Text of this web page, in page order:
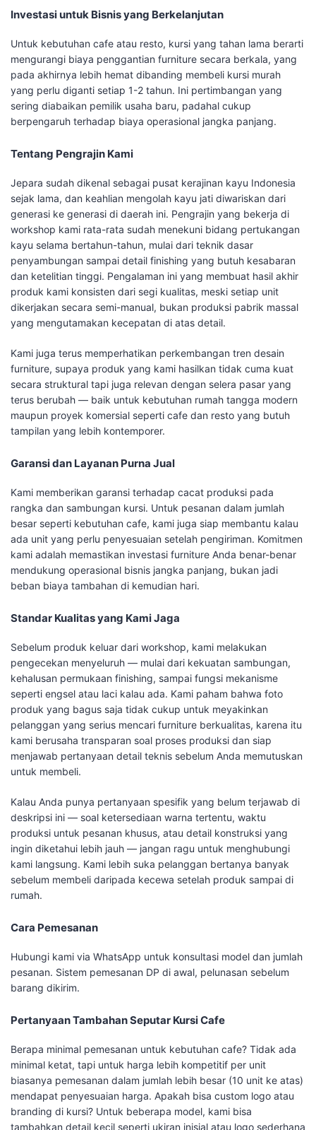
Investasi untuk Bisnis yang Berkelanjutan
Untuk kebutuhan cafe atau resto, kursi yang tahan lama berarti
mengurangi biaya penggantian furniture secara berkala, yang
pada akhirnya lebih hemat dibanding membeli kursi murah
yang perlu diganti setiap 1-2 tahun. Ini pertimbangan yang
sering diabaikan pemilik usaha baru, padahal cukup
berpengaruh terhadap biaya operasional jangka panjang.
Tentang Pengrajin Kami
Jepara sudah dikenal sebagai pusat kerajinan kayu Indonesia
sejak lama, dan keahlian mengolah kayu jati diwariskan dari
generasi ke generasi di daerah ini. Pengrajin yang bekerja di
workshop kami rata-rata sudah menekuni bidang pertukangan
kayu selama bertahun-tahun, mulai dari teknik dasar
penyambungan sampai detail finishing yang butuh kesabaran
dan ketelitian tinggi. Pengalaman ini yang membuat hasil akhir
produk kami konsisten dari segi kualitas, meski setiap unit
dikerjakan secara semi-manual, bukan produksi pabrik massal
yang mengutamakan kecepatan di atas detail.
Kami juga terus memperhatikan perkembangan tren desain
furniture, supaya produk yang kami hasilkan tidak cuma kuat
secara struktural tapi juga relevan dengan selera pasar yang
terus berubah — baik untuk kebutuhan rumah tangga modern
maupun proyek komersial seperti cafe dan resto yang butuh
tampilan yang lebih kontemporer.
Garansi dan Layanan Purna Jual
Kami memberikan garansi terhadap cacat produksi pada
rangka dan sambungan kursi. Untuk pesanan dalam jumlah
besar seperti kebutuhan cafe, kami juga siap membantu kalau
ada unit yang perlu penyesuaian setelah pengiriman. Komitmen
kami adalah memastikan investasi furniture Anda benar-benar
mendukung operasional bisnis jangka panjang, bukan jadi
beban biaya tambahan di kemudian hari.
Standar Kualitas yang Kami Jaga
Sebelum produk keluar dari workshop, kami melakukan
pengecekan menyeluruh — mulai dari kekuatan sambungan,
kehalusan permukaan finishing, sampai fungsi mekanisme
seperti engsel atau laci kalau ada. Kami paham bahwa foto
produk yang bagus saja tidak cukup untuk meyakinkan
pelanggan yang serius mencari furniture berkualitas, karena itu
kami berusaha transparan soal proses produksi dan siap
menjawab pertanyaan detail teknis sebelum Anda memutuskan
untuk membeli.
Kalau Anda punya pertanyaan spesifik yang belum terjawab di
deskripsi ini — soal ketersediaan warna tertentu, waktu
produksi untuk pesanan khusus, atau detail konstruksi yang
ingin diketahui lebih jauh — jangan ragu untuk menghubungi
kami langsung. Kami lebih suka pelanggan bertanya banyak
sebelum membeli daripada kecewa setelah produk sampai di
rumah.
Cara Pemesanan
Hubungi kami via WhatsApp untuk konsultasi model dan jumlah
pesanan. Sistem pemesanan DP di awal, pelunasan sebelum
barang dikirim.
Pertanyaan Tambahan Seputar Kursi Cafe
Berapa minimal pemesanan untuk kebutuhan cafe? Tidak ada
minimal ketat, tapi untuk harga lebih kompetitif per unit
biasanya pemesanan dalam jumlah lebih besar (10 unit ke atas)
mendapat penyesuaian harga. Apakah bisa custom logo atau
branding di kursi? Untuk beberapa model, kami bisa
tambahkan detail kecil seperti ukiran inisial atau logo sederhana